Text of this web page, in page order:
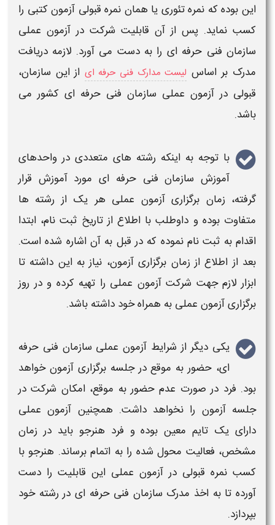
این بوده که نمره تئوری یا همان نمره قبولی آزمون کتبی را
کسب نماید. پس از آن قابلیت شرکت درآزمون عملی
سازمان فنی حرفه ای را به دست می آورد. لازمه دریافت
مدرک بر اساس لیست مدارک فنی حرفه ای از این سازمان،
قبولی درآزمون عملی سازمان فنی حرفه ای کشورمی
باشد.
با توجه به اینکه رشته های متعددی در واحدهای
آموزش سازمان فنی حرفه ایمورد آموزش قرار
گرفته، زمان برگزاری آزمون عملی هر یک از رشته ها
متفاوت بوده و داوطلب با اطلاع از تاریخ ثبت نام، ابتدا
اقدام به ثبت نام نموده که در قبل به آن اشاره شده است.
بعد از اطلاع اززمان برگزاری آزمون، نیاز به این داشته تا
ابزار لازم جهت شرکت آزمون عملی را تهیه کرده و در روز
برگزاری آزمون عملی به همراه خود داشته باشد.
یکی دیگر از شرایط آزمون عملی سازمان فنی حرفه
ای، حضور به موقع در جلسهبرگزاری آزمون خواهد
بود. فرد در صورت عدم حضور به موقع، امکان شرکت در
جلسه آزمون را نخواهد داشت. همچنین آزمون عملی
دارای یک تایم معین بوده و فرد هنرجو باید در زمان
مشخص، فعالیت محول شده را به اتمام برساند. هنرجو با
کسب نمره قبولی درآزمون عملی این قابلیت را دست
آورده تا به اخذ مدرک سازمان فنی حرفه ای در رشته خود
بپردازد.